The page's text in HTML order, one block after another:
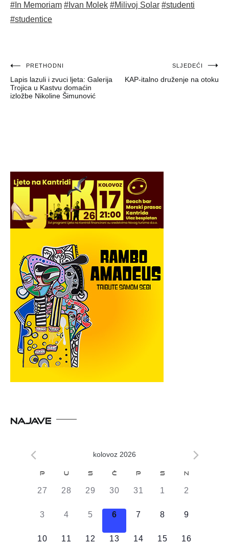
#In Memoriam #Ivan Molek #Milivoj Solar #studenti
#studentice
Navigacija
objava
PRETHODNI
Lapis lazuli i zvuci ljeta: Galerija
Trojica u Kastvu domaćin
izložbe Nikoline Šimunović
SLJEDEĆI
KAP-italno druženje na otoku
NAJAVE
kolovoz 2026
Kalendar
od
Događaji
P U S Č P S N
0
27
0
28
0
29
0
30
0
31
0
1
0
2
0
3
0
4
0
5
0
6
0
7
0
8
0
9
0
10
0
11
0
12
0
13
0
14
0
15
0
16